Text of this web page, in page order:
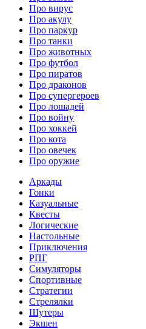
Про вирус
Про акулу
Про паркур
Про танки
Про животных
Про футбол
Про пиратов
Про драконов
Про супергероев
Про лошадей
Про войну
Про хоккей
Про кота
Про овечек
Про оружие
Аркады
Гонки
Казуальные
Квесты
Логические
Настольные
Приключения
РПГ
Симуляторы
Спортивные
Стратегии
Стрелялки
Шутеры
Экшен